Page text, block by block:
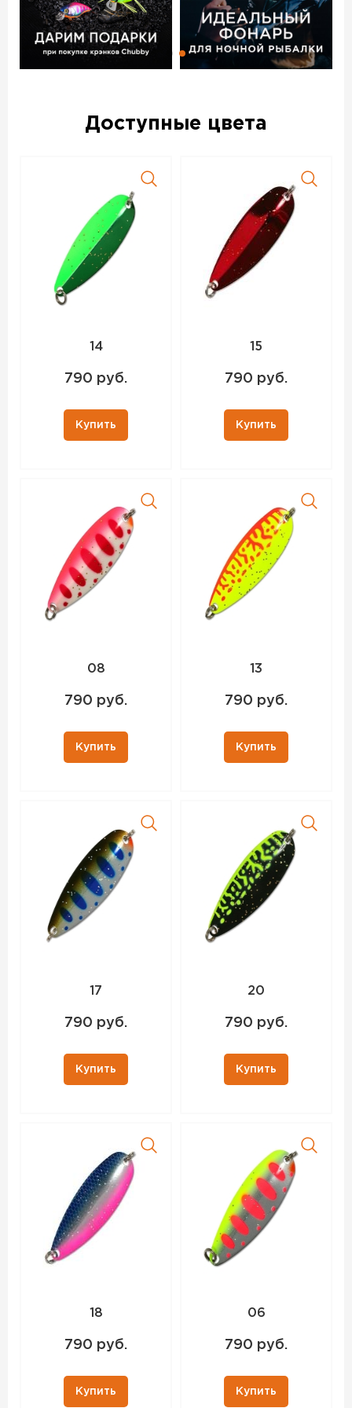
Доступные цвета
14
790 руб.
Купить
15
790 руб.
Купить
08
790 руб.
Купить
13
790 руб.
Купить
17
790 руб.
Купить
20
790 руб.
Купить
18
790 руб.
Купить
06
790 руб.
Купить